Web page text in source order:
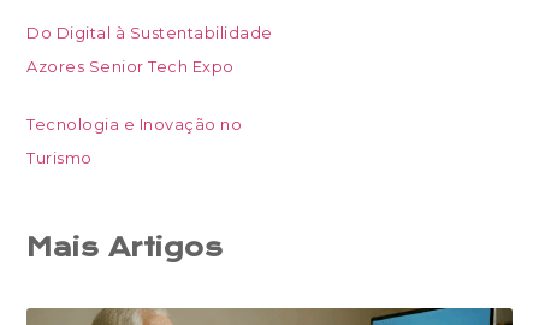
Do Digital à Sustentabilidade
Azores Senior Tech Expo
Tecnologia e Inovação no
Turismo
Mais Artigos